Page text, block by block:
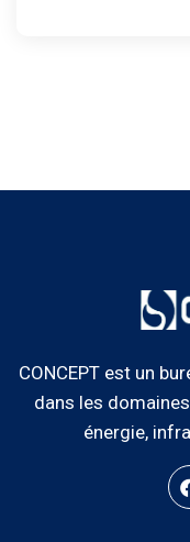
CONCEPT est un
dans les
énergie,